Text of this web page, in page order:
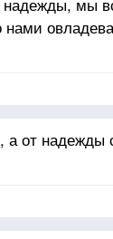
а от надежды